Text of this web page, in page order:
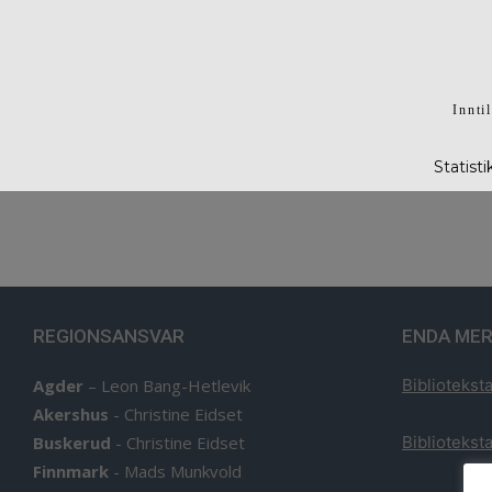
Inntil
REGIONSANSVAR
Agder – Leon Bang-Hetlevik
Akershus - Christine Eidset
Buskerud - Christine Eidset
Finnmark - Mads Munkvold
ENDA